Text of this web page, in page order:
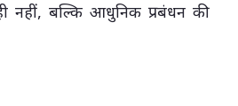
नहीं, बल्कि आधुनिक प्रबंधन की